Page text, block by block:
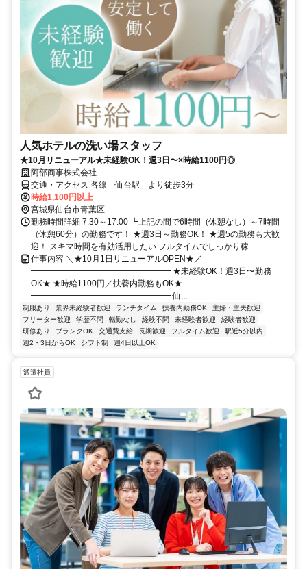
人気ホテルの洗い場スタッフ
★10月リニューアル★未経験OK！週3日〜×時給1100円◎
阿部商事株式会社
交通・アクセス 各線「仙台駅」より徒歩3分
時給1,100円以上
宮城県仙台市青葉区
勤務時間詳細 7:30～17:00 ┗上記の間で6時間（休憩なし）～7時間
（休憩60分）の勤務です！ ★週3日～勤務OK！ ★週5の勤務も大歓
迎！ スキマ時間を有効活用したい フルタイムでしっかり稼...
仕事内容 ＼★10月1日リニューアルOPEN★／
━━━━━━━━━━━━━━━━━ ★未経験OK！週3日〜勤務
OK★ ★時給1100円／扶養内勤務もOK★
━━━━━━━━━━━━━━━━━ 仙...
制服あり 業界未経験者歓迎 ランチタイム 扶養内勤務OK
主婦・主夫歓迎
フリーター歓迎
学歴不問 転勤なし 経験不問 未経験者歓迎
経験者歓迎
研修あり
ブランクOK 交通費支給 長期歓迎 フルタイム歓迎
駅近5分以内
週2・3日からOK
シフト制 週4日以上OK
派遣社員